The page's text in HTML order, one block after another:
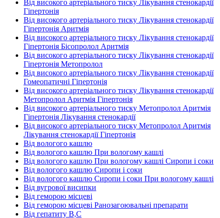
Від високого артеріального тиску Лікування стенокардії
Гіпертонія
Від високого артеріального тиску Лікування стенокардії
Гіпертонія Аритмія
Від високого артеріального тиску Лікування стенокардії
Гіпертонія Бісопролол Аритмія
Від високого артеріального тиску Лікування стенокардії
Гіпертонія Метопролол
Від високого артеріального тиску Лікування стенокардії
Гомеопатичні Гіпертонія
Від високого артеріального тиску Лікування стенокардії
Метопролол Аритмія Гіпертонія
Від високого артеріального тиску Метопролол Аритмія
Гіпертонія Лікування стенокардії
Від високого артеріального тиску Метопролол Аритмія
Лікування стенокардії Гіпертонія
Від вологого кашлю
Від вологого кашлю При вологому кашлі
Від вологого кашлю При вологому кашлі Сиропи і соки
Від вологого кашлю Сиропи і соки
Від вологого кашлю Сиропи і соки При вологому кашлі
Від вугрової висипки
Від геморою місцеві
Від геморою місцеві Ранозагоювальні препарати
Від гепатиту В,С